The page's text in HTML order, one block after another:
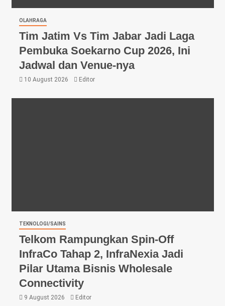
OLAHRAGA
Tim Jatim Vs Tim Jabar Jadi Laga
Pembuka Soekarno Cup 2026, Ini
Jadwal dan Venue-nya
10 August 2026 Editor
TEKNOLOGI/SAINS
Telkom Rampungkan Spin-Off
InfraCo Tahap 2, InfraNexia Jadi
Pilar Utama Bisnis Wholesale
Connectivity
9 August 2026 Editor